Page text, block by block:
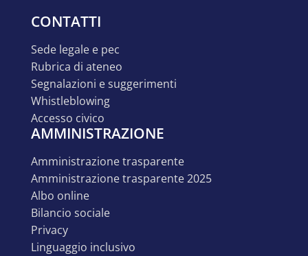
CONTATTI
sede legale e pec
rubrica di ateneo
segnalazioni e suggerimenti
whistleblowing
accesso civico
AMMINISTRAZIONE
amministrazione trasparente
amministrazione trasparente 2025
albo online
bilancio sociale
privacy
linguaggio inclusivo